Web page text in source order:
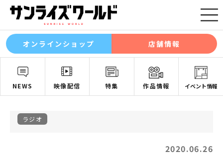
オンラインショップ 店舗情報
NEWS 映像配信 特集 作品情報 イベント情報
ラジオ
2020.06.26